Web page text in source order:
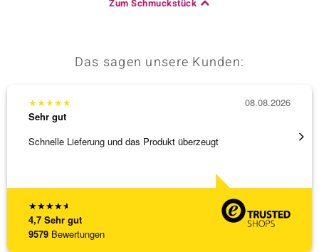
Zum Schmuckstück
Das sagen unsere Kunden:
★★★★★
4,7 Sehr gut
9579 Bewertungen
★★★★★
Sehr gut
Schnelle Lieferung und das Produkt überzeugt
08.08.2026